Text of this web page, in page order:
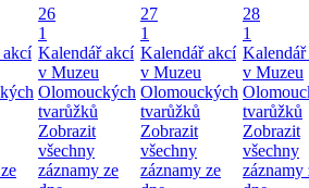
akcí
26
1
Kalendář akcí
v Muzeu
Olomouckých
tvarůžků
Zobrazit
všechny
záznamy ze
27
1
Kalendář akcí
v Muzeu
Olomouckých
tvarůžků
Zobrazit
všechny
záznamy ze
28
1
v Muzeu
tvarůžků
Zobrazit
všechny
záznamy